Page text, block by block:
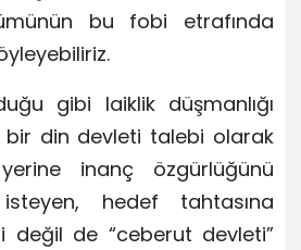
bu fobi etrafında
gibi laiklik düşmanlığı
bir din devleti talebi olarak
inanç özgürlüğünü
hedef tahtasına
değil de “ceberut devleti”